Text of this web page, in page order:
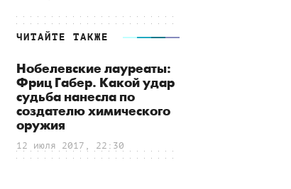
ЧИТАЙТЕ ТАКЖЕ
Нобелевские лауреаты:
Фриц Габер. Какой удар
судьба нанесла по
создателю химического
оружия
12 июля 2017, 22:30